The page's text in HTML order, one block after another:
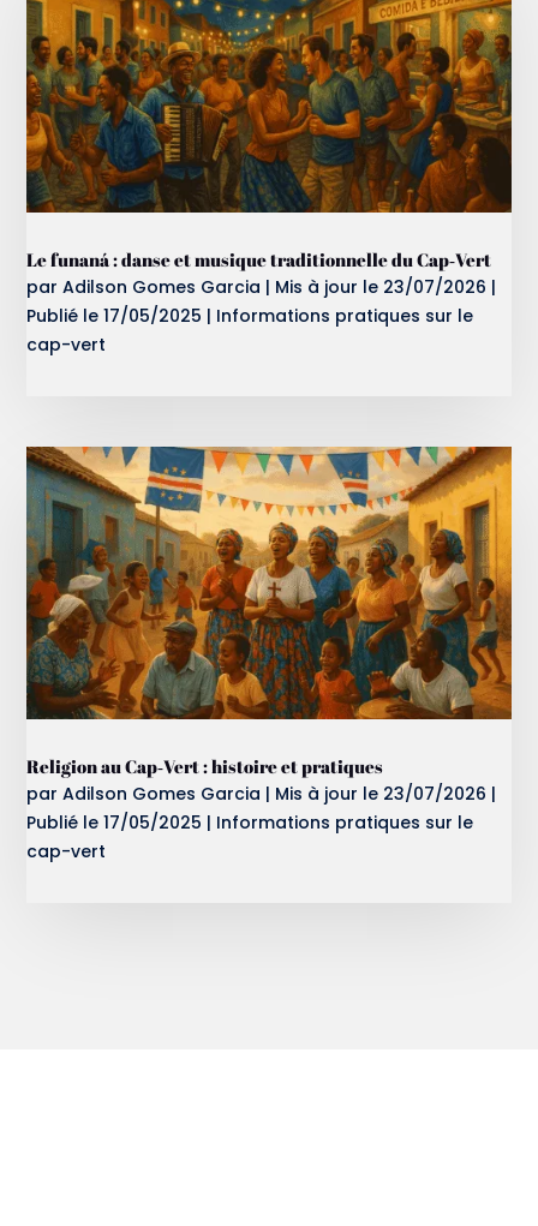
Le funaná : danse et musique traditionnelle du Cap‑Vert
parAdilson Gomes Garcia | Mis à jour le 23/07/2026 |
Publié le 17/05/2025 | Informations pratiques sur le
cap-vert
Religion au Cap‑Vert : histoire et pratiques
parAdilson Gomes Garcia | Mis à jour le 23/07/2026 |
Publié le 17/05/2025 | Informations pratiques sur le
cap-vert